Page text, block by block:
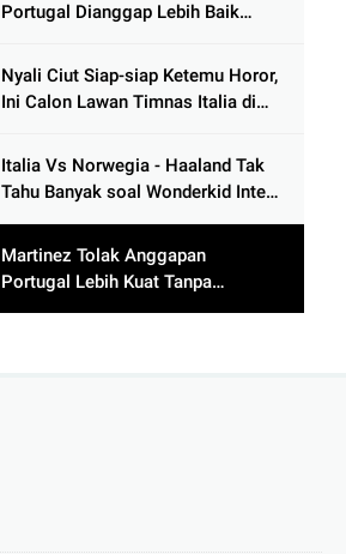
Portugal Dianggap Lebih Baik
Cetak 9 Gol
Nyali Ciut Siap-siap Ketemu Horor,
Ini Calon Lawan Timnas Italia di
Italia Vs Norwegia - Haaland Tak
Tahu Banyak soal Wonderkid Inter
Martinez Tolak Anggapan
Portugal Lebih Kuat Tanpa
Ronaldo usai Bantai Tim Berposisi